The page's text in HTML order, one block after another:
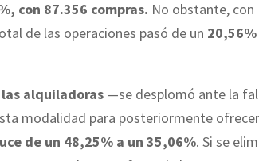
con 87.356 compras. No obstante, con
de las operaciones pasó de un 20,56%
alquiladoras —se desplomó ante la
modalidad para posteriormente
de un 48,25% a un 35,06%. Si se